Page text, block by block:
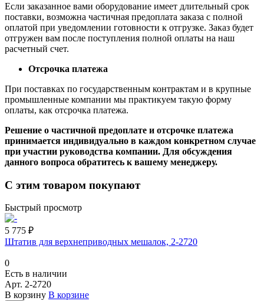
Если заказанное вами оборудование имеет длительный срок
поставки, возможна частичная предоплата заказа с полной
оплатой при уведомлении готовности к отгрузке. Заказ будет
отгружен вам после поступления полной оплаты на наш
расчетный счет.
Отсрочка платежа
При поставках по государственным контрактам и в крупные
промышленные компании мы практикуем такую форму
оплаты, как отсрочка платежа.
Решение о частичной предоплате и отсрочке платежа
принимается индивидуально в каждом конкретном случае
при участии руководства компании. Для обсуждения
данного вопроса обратитесь к вашему менеджеру.
С этим товаром покупают
Быстрый просмотр
5 775 ₽
Штатив для верхнеприводных мешалок, 2-2720
0
Есть в наличии
Арт. 2-2720
В корзину В корзине